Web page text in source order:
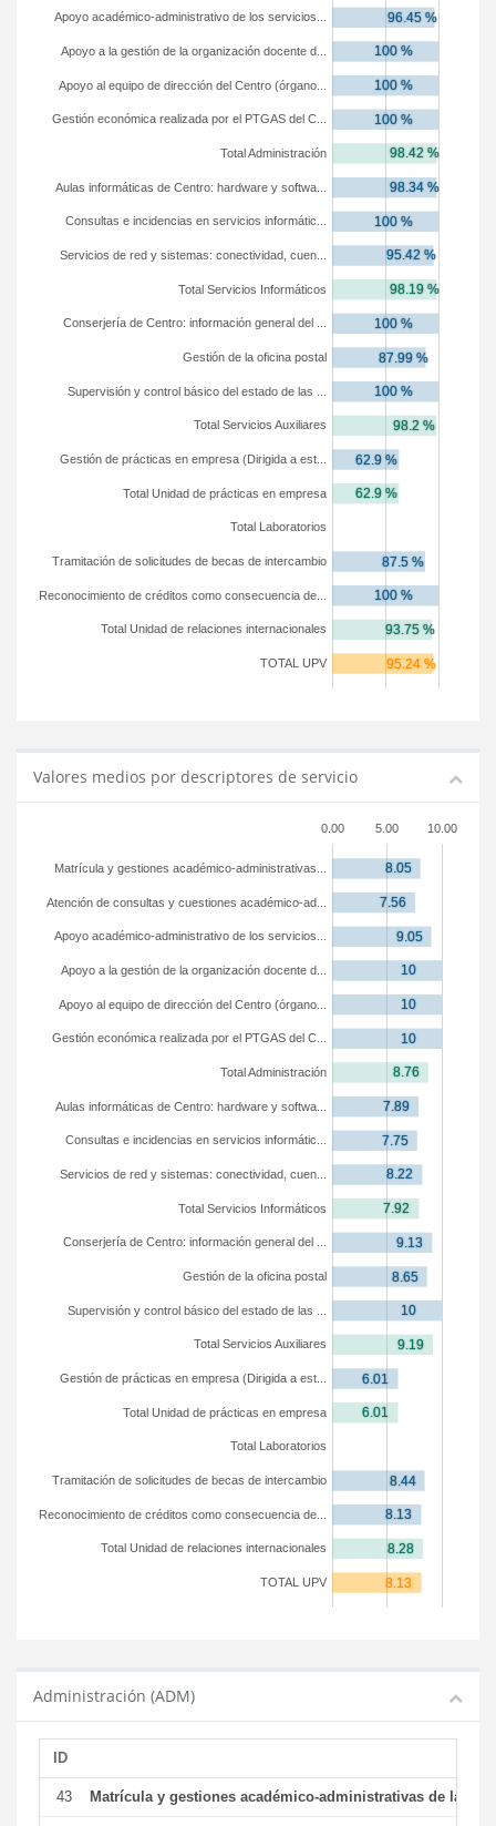
TOTAL UPV
Total Unidad de relaciones internacionales
Reconocimiento de créditos como consecuencia de...
Tramitación de solicitudes de becas de intercambio
Total Laboratorios
Total Unidad de prácticas en empresa
Gestión de prácticas en empresa (Dirigida a est...
Total Servicios Auxiliares
Supervisión y control básico del estado de las ...
Gestión de la oficina postal
Conserjería de Centro: información general del ...
Total Servicios Informáticos
Servicios de red y sistemas: conectividad, cuen...
Consultas e incidencias en servicios informátic...
Aulas informáticas de Centro: hardware y softwa...
Total Administración
Gestión económica realizada por el PTGAS del C...
Apoyo al equipo de dirección del Centro (órgano...
Apoyo a la gestión de la organización docente d...
Apoyo académico-administrativo de los servicios...
Valores medios por descriptores de servicio
0.00 5.00 10.00
TOTAL UPV
Total Unidad de relaciones internacionales
Reconocimiento de créditos como consecuencia de...
Tramitación de solicitudes de becas de intercambio
Total Laboratorios
Total Unidad de prácticas en empresa
Gestión de prácticas en empresa (Dirigida a est...
Total Servicios Auxiliares
Supervisión y control básico del estado de las ...
Gestión de la oficina postal
Conserjería de Centro: información general del ...
Total Servicios Informáticos
Servicios de red y sistemas: conectividad, cuen...
Consultas e incidencias en servicios informátic...
Aulas informáticas de Centro: hardware y softwa...
Total Administración
Gestión económica realizada por el PTGAS del C...
Apoyo al equipo de dirección del Centro (órgano...
Apoyo a la gestión de la organización docente d...
Apoyo académico-administrativo de los servicios...
Atención de consultas y cuestiones académico-ad...
Matrícula y gestiones académico-administrativas...
Administración (ADM)
ID
43 Matrícula y gestiones académico-administrativas de la